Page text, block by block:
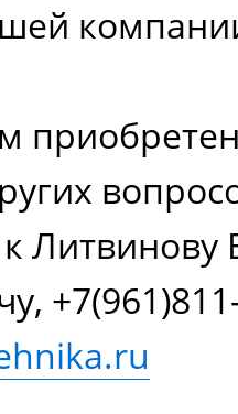
Литвинову